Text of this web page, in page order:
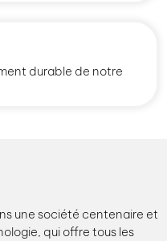
durable de notre
une société centenaire et
qui offre tous les